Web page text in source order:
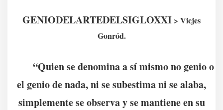
GENIODELARTEDELSIGLOXXI > Vicjes
Gonród.
“Quien se denomina a sí mismo no genio o
el genio de nada, ni se subestima ni se alaba,
simplemente se observa y se mantiene en su